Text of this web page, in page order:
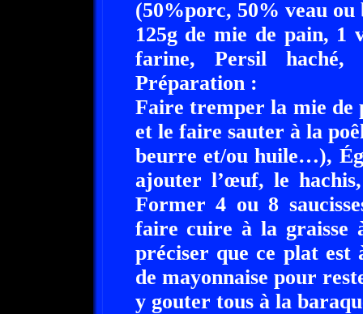
(50%porc, 50% veau
125g de mie de pain,
farine, Persil haché,
Préparation :
Faire tremper la mie de
et le faire sauter à la
beurre et/ou huile…),
ajouter l’œuf, le
Former 4 ou 8
faire cuire à la graisse
préciser que ce plat est
de mayonnaise pour
y gouter tous à la